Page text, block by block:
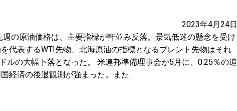
2023年4月24日
週の原油価格は、主要指標が軒並み反落。景気低迷の懸念を受け
代表するWTI先物、北海原油の指標となるブレント先物はそれ
ルの大幅下落となった。 米連邦準備理事会が5月に、0.25％の追
経済の後退観測が強まった。また